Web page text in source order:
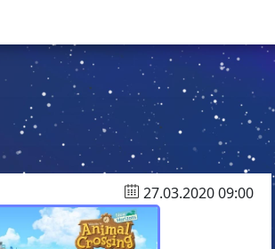
27.03.2020 09:00